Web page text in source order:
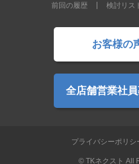
前回の履歴 検討リス
お客様の
全店舗営業社員
プライバシーポリシ
© TKネクスト All